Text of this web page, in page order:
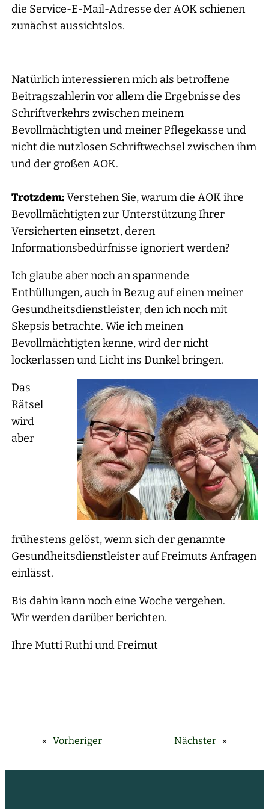
die Service-E-Mail-Adresse der AOK schienen
zunächst aussichtslos.
Natürlich interessieren mich als betroffene
Beitragszahlerin vor allem die Ergebnisse des
Schriftverkehrs zwischen meinem
Bevollmächtigten und meiner Pflegekasse und
nicht die nutzlosen Schriftwechsel zwischen ihm
und der großen AOK.
Trotzdem:Verstehen Sie, warum die AOK ihre
Bevollmächtigten zur Unterstützung Ihrer
Versicherten einsetzt, deren
Informationsbedürfnisse ignoriert werden?
Ich glaube aber noch an spannende
Enthüllungen, auch in Bezug auf einen meiner
Gesundheitsdienstleister, den ich noch mit
Skepsis betrachte. Wie ich meinen
Bevollmächtigten kenne, wird der nicht
lockerlassen und Licht ins Dunkel bringen.
Das
Rätsel
wird
aber
frühestens gelöst, wenn sich der genannte
Gesundheitsdienstleister auf Freimuts Anfragen
einlässt.
Bis dahin kann noch eine Woche vergehen.
Wir werden darüber berichten.
Ihre Mutti Ruthi und Freimut
« Vorheriger Nächster »